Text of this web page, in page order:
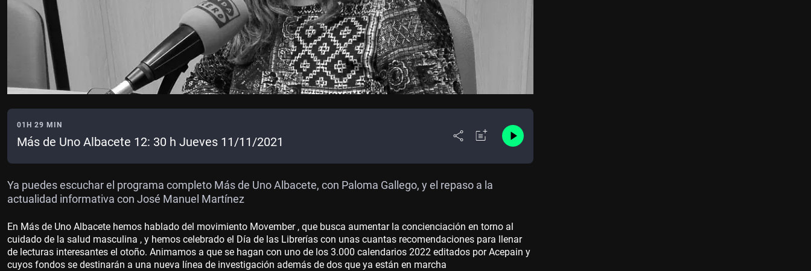
01H 29 MIN
Más de Uno Albacete 12: 30 h Jueves 11/11/2021
Ya puedes escuchar el programa completo Más de Uno Albacete, con Paloma Gallego, y el repaso a la
actualidad informativa con José Manuel Martínez
En Más de Uno Albacete hemos hablado del movimiento Movember , que busca aumentar la concienciación en torno al
cuidado de la salud masculina , y hemos celebrado el Día de las Librerías con unas cuantas recomendaciones para llenar
de lecturas interesantes el otoño. Animamos a que se hagan con uno de los 3.000 calendarios 2022 editados por Acepain y
cuyos fondos se destinarán a una nueva línea de investigación además de dos que ya están en marcha